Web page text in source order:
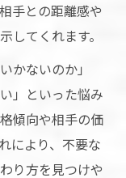
手との距離感や
してくれます。
かないのか」
」といった悩み
傾向や相手の価
により、不要な
り方を見つけや